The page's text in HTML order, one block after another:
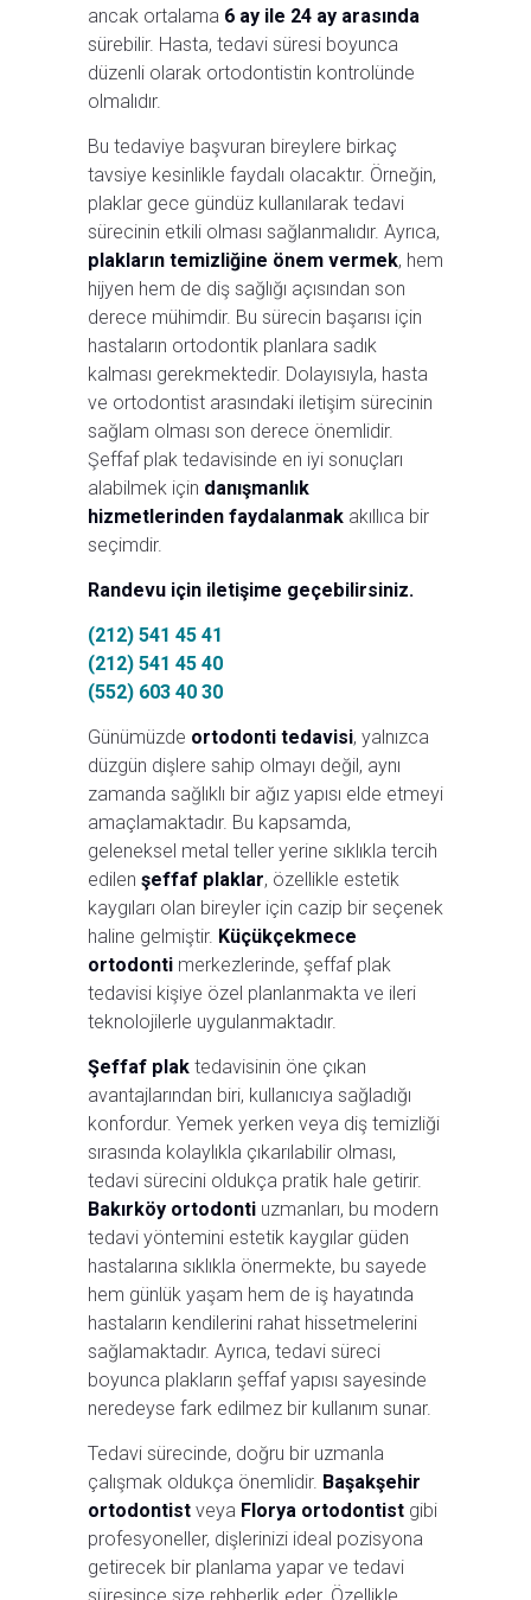
ancak ortalama 6 ay ile 24 ay arasında
sürebilir. Hasta, tedavi süresi boyunca
düzenli olarak ortodontistin kontrolünde
olmalıdır.
Bu tedaviye başvuran bireylere birkaç
tavsiye kesinlikle faydalı olacaktır. Örneğin,
plaklar gece gündüz kullanılarak tedavi
sürecinin etkili olması sağlanmalıdır. Ayrıca,
plakların temizliğine önem vermek, hem
hijyen hem de diş sağlığı açısından son
derece mühimdir. Bu sürecin başarısı için
hastaların ortodontik planlara sadık
kalması gerekmektedir. Dolayısıyla, hasta
ve ortodontist arasındaki iletişim sürecinin
sağlam olması son derece önemlidir.
Şeffaf plak tedavisinde en iyi sonuçları
alabilmek için danışmanlık
hizmetlerinden faydalanmak akıllıca bir
seçimdir.
Randevu için iletişime geçebilirsiniz.
(212) 541 45 41
(212) 541 45 40
(552) 603 40 30
Günümüzde ortodonti tedavisi, yalnızca
düzgün dişlere sahip olmayı değil, aynı
zamanda sağlıklı bir ağız yapısı elde etmeyi
amaçlamaktadır. Bu kapsamda,
geleneksel metal teller yerine sıklıkla tercih
edilen şeffaf plaklar, özellikle estetik
kaygıları olan bireyler için cazip bir seçenek
haline gelmiştir. Küçükçekmece
ortodonti merkezlerinde, şeffaf plak
tedavisi kişiye özel planlanmakta ve ileri
teknolojilerle uygulanmaktadır.
Şeffaf plak tedavisinin öne çıkan
avantajlarından biri, kullanıcıya sağladığı
konfordur. Yemek yerken veya diş temizliği
sırasında kolaylıkla çıkarılabilir olması,
tedavi sürecini oldukça pratik hale getirir.
Bakırköy ortodonti uzmanları, bu modern
tedavi yöntemini estetik kaygılar güden
hastalarına sıklıkla önermekte, bu sayede
hem günlük yaşam hem de iş hayatında
hastaların kendilerini rahat hissetmelerini
sağlamaktadır. Ayrıca, tedavi süreci
boyunca plakların şeffaf yapısı sayesinde
neredeyse fark edilmez bir kullanım sunar.
Tedavi sürecinde, doğru bir uzmanla
çalışmak oldukça önemlidir. Başakşehir
ortodontist veya Florya ortodontist gibi
profesyoneller, dişlerinizi ideal pozisyona
getirecek bir planlama yapar ve tedavi